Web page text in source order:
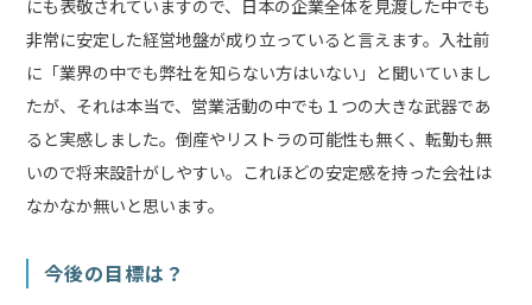
にも表敬されていますので、日本の企業全体を見渡した中でも
非常に安定した経営地盤が成り立っていると言えます。入社前
に「業界の中でも弊社を知らない方はいない」と聞いていまし
たが、それは本当で、営業活動の中でも１つの大きな武器であ
ると実感しました。倒産やリストラの可能性も無く、転勤も無
いので将来設計がしやすい。これほどの安定感を持った会社は
なかなか無いと思います。
今後の目標は？